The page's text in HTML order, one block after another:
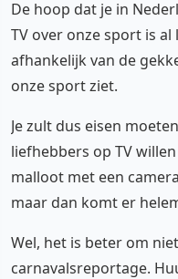
De hoop dat je in
TV over onze sport is
afhankelijk van de
onze sport ziet.
Je zult dus eisen
liefhebbers op TV
malloot met een
maar dan komt er
Wel, het is beter om
carnavalsreportage.